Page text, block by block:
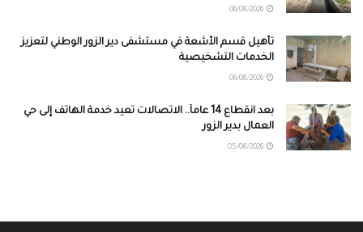
تأهيل قسم الأشعة في مستشفى دير الزور الوطني لتعزيز
الخدمات التشخيصية
بعد انقطاع 14 عاماً.. الاتصالات تعيد خدمة الهاتف إلى حي
العمال بدير الزور